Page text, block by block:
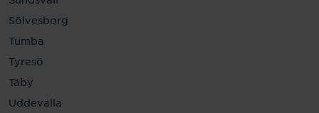
Sölvesborg
Tumba
Tyresö
Täby
Uddevalla